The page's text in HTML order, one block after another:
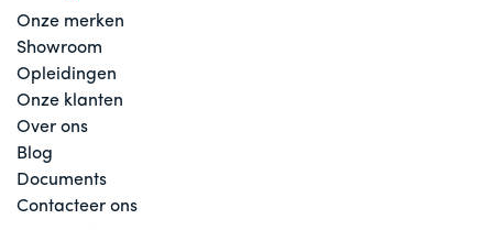
Onze merken
Showroom
Opleidingen
Onze klanten
Over ons
Blog
Documents
Contacteer ons